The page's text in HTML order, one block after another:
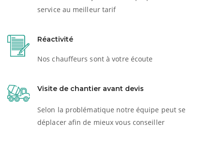
service au meilleur tarif
Réactivité
Nos chauffeurs sont à votre écoute
Visite de chantier avant devis
Selon la problématique notre équipe peut se
déplacer afin de mieux vous conseiller